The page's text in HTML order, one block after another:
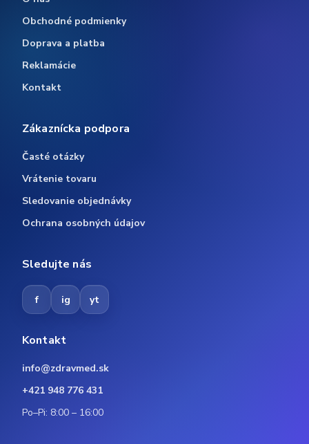
Obchodné podmienky
Doprava a platba
Reklamácie
Kontakt
Zákaznícka podpora
Časté otázky
Vrátenie tovaru
Sledovanie objednávky
Ochrana osobných údajov
Sledujte nás
f ig yt
Kontakt
info@zdravmed.sk
+421 948 776 431
Po–Pi: 8:00 – 16:00